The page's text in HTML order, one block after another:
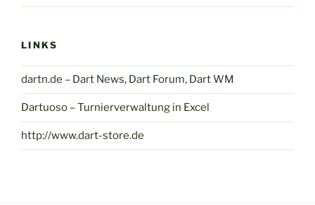
LINKS
dartn.de – Dart News, Dart Forum, Dart WM
Dartuoso – Turnierverwaltung in Excel
http://www.dart-store.de